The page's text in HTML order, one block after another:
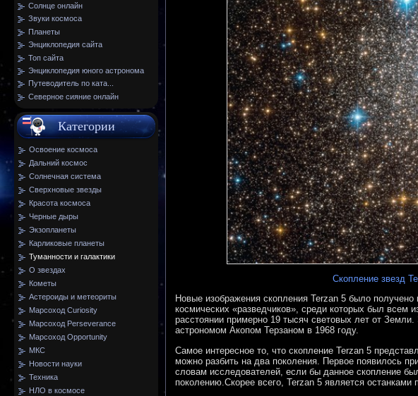
Солнце онлайн
Звуки космоса
Планеты
Энциклопедия сайта
Топ сайта
Энциклопедия юного астронома
Путеводитель по ката...
Северное сияние онлайн
Категории
Освоение космоса
Дальний космос
Солнечная система
Сверхновые звезды
Красота космоса
Черные дыры
Экзопланеты
Карликовые планеты
Туманности и галактики
О звездах
Кометы
Астероиды и метеориты
Марсоход Curiosity
Марсоход Perseverance
Марсоход Opportunity
МКС
Новости науки
Техника
НЛО в космосе
Скопление звезд
Новые изображения скопления Terzan 5 было
космических «разведчиков», среди которых был всем
расстоянии примерно 19 тысяч световых лет от
астрономом Акопом Терзаном в 1968 году.
Самое интересное то, что скопление Terzan 5
можно разбить на два поколения. Первое появилось
словам исследователей, если бы данное скопление
поколению.Скорее всего, Terzan 5 является останками